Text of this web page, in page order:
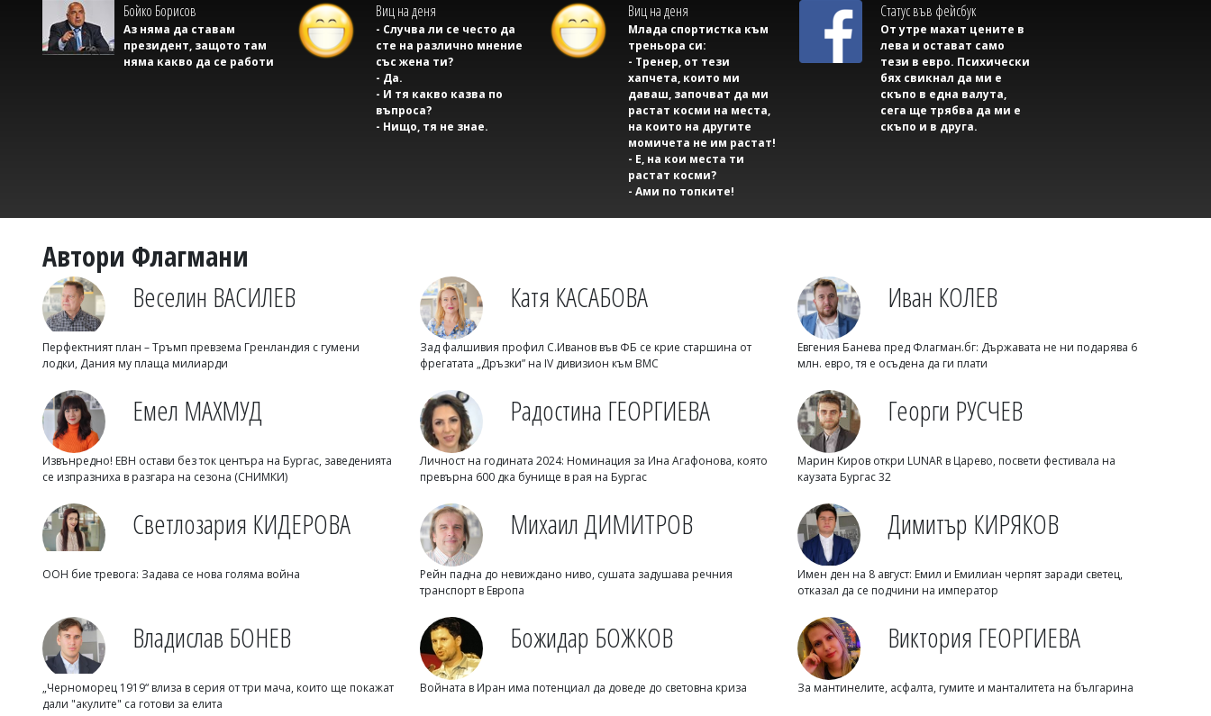
AI започна да прави неща, които
Бойко Борисов
Аз няма да ставам
президент, защото там
няма какво да се работи
Виц на деня
- Случва ли се често да
сте на различно мнение
със жена ти?
- Да.
- И тя какво казва по
въпроса?
- Нищо, тя не знае.
Виц на деня
Млада спортистка към
треньора си:
- Тренер, от тези
хапчета, които ми
даваш, започват да ми
растат косми на места,
на които на другите
момичета не им растат!
- Е, на кои места ти
растат косми?
- Ами по топките!
Статус във фейсбук
От утре махат цените в
лева и остават само
тези в евро. Психически
бях свикнал да ми е
скъпо в една валута,
сега ще трябва да ми е
скъпо и в друга.
Автори Флагмани
Веселин ВАСИЛЕВ
Перфектният план – Тръмп превзема Гренландия с гумени
лодки, Дания му плаща милиарди
Катя КАСАБОВА
Зад фалшивия профил С.Иванов във ФБ се крие старшина от
фрегатата „Дръзки” на IV дивизион към ВМС
Иван КОЛЕВ
Евгения Банева пред Флагман.бг: Държавата не ни подарява 6
млн. евро, тя е осъдена да ги плати
Емел МАХМУД
Извънредно! ЕВН остави без ток центъра на Бургас, заведенията
се изпразниха в разгара на сезона (СНИМКИ)
Радостина ГЕОРГИЕВА
Личност на годината 2024: Номинация за Ина Агафонова, която
превърна 600 дка бунище в рая на Бургас
Георги РУСЧЕВ
Марин Киров откри LUNAR в Царево, посвети фестивала на
каузата Бургас 32
Светлозария КИДЕРОВА
ООН бие тревога: Задава се нова голяма война
Михаил ДИМИТРОВ
Рейн падна до невиждано ниво, сушата задушава речния
транспорт в Европа
Димитър КИРЯКОВ
Имен ден на 8 август: Емил и Емилиан черпят заради светец,
отказал да се подчини на император
Владислав БОНЕВ
„Черноморец 1919“ влиза в серия от три мача, които ще покажат
дали "акулите" са готови за елита
Божидар БОЖКОВ
Войната в Иран има потенциал да доведе до световна криза
Виктория ГЕОРГИЕВА
За мантинелите, асфалта, гумите и манталитета на българина